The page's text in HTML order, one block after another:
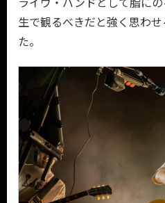
生で観るべきだと強く思わ
た。